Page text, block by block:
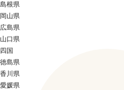
島根県
岡山県
広島県
山口県
四国
徳島県
香川県
愛媛県